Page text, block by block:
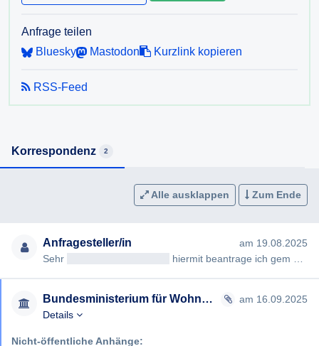
Anfrage teilen
Bluesky
Mastodon Kurzlink kopieren
RSS-Feed
Korrespondenz 2
Alle ausklappen Zum Ende
Anfragesteller/in
am 19.08.2025
Sehr
hiermit beantrage ich gem §§ 2, 3 AuskunftspflichtG die Erteilung folgender Auskunft…
Bundesministerium für Wohnen, Kunst, Kultur, Medien und Sport
am 16.09.2025
Details
Nicht-öffentliche Anhänge: